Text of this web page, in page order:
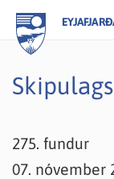
275. fundur
07. nóvember